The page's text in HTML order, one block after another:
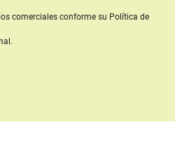
comerciales conforme su Política de